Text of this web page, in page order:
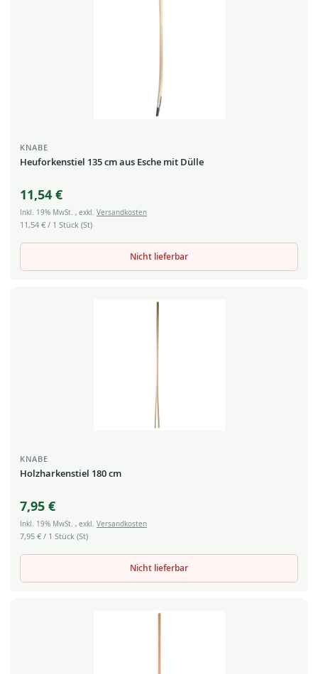
KNABE
Heuforkenstiel 135 cm aus Esche mit Dülle
11,54 €
Inkl. 19% MwSt. , exkl. Versandkosten
11,54 € / 1 Stück (St)
Nicht lieferbar
KNABE
Holzharkenstiel 180 cm
7,95 €
Inkl. 19% MwSt. , exkl. Versandkosten
7,95 € / 1 Stück (St)
Nicht lieferbar